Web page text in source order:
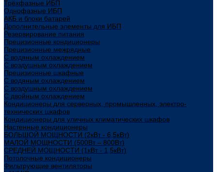
Трёхфазные ИБП
Однофазные ИБП
АКБ и блоки батарей
Дополнительные элементы для ИБП
Резервирование питания
Прецизионные кондиционеры
Прецизионные межрядные
С водяным охлаждением
С воздушным охлаждением
Прецизионные шкафные
С водяным охлаждением
С воздушным охлаждением
С двойным охлаждением
Кондиционеры для серверных, промышленных, электро-
технических шкафов
Кондиционеры для уличных климатических шкафов
Настенные кондиционеры
БОЛЬШОЙ МОЩНОСТИ (2кВт - 6,5кВт)
МАЛОЙ МОЩНОСТИ (500Вт – 800Вт)
СРЕДНЕЙ МОЩНОСТИ (1кВт - 1,5кВт)
Потолочные кондиционеры
Фильтрующие вентиляторы